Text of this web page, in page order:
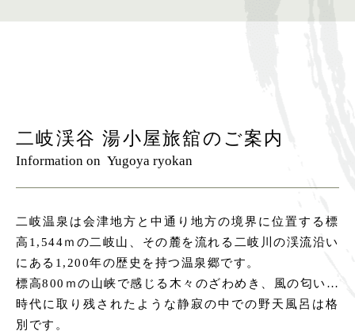
二岐渓谷 湯小屋旅舘のご案内
Information on Yugoya ryokan
二岐温泉は会津地方と中通り地方の境界に位置する標
高1,544ｍの二岐山、その麓を流れる二岐川の渓流沿い
にある1,200年の歴史を持つ温泉郷です。
標高800ｍの山峡で感じる木々のざわめき、風の匂い…
時代に取り残されたような静寂の中での野天風呂は格
別です。